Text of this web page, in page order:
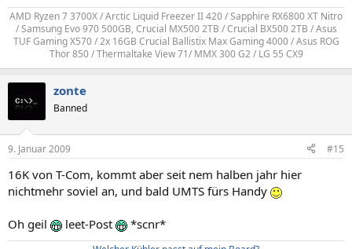
AMD Ryzen 7 3700X / Arctic Liquid Freezer II 420 / Sapphire RX6800 XT Nitro
/ Samsung Evo 970 500GB, Crucial MX500 2TB / Crucial BX500 2TB / Asus
TUF Gaming X570 / 2x 16GB Crucial Ballistix Max Gaming 4000 / Asus ROG
Thor 850 / Thermaltake View 71/ MMX 300 G2 / LG 55 CX9​
zonte
Banned
9. Januar 2009 #15
16K von T-Com, kommt aber seit nem halben jahr hier
nichtmehr soviel an, und bald UMTS fürs Handy
Oh geil leet-Post *scnr*